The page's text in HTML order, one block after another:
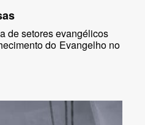
de setores evangélicos
do Evangelho no